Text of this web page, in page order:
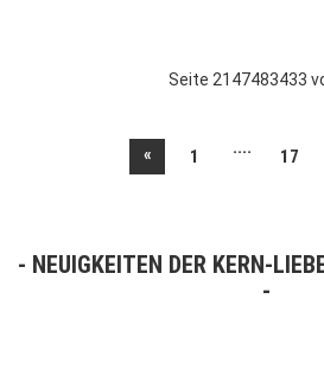
Seite 2147483433
« 1 .... 17
NEUIGKEITEN DER KERN-